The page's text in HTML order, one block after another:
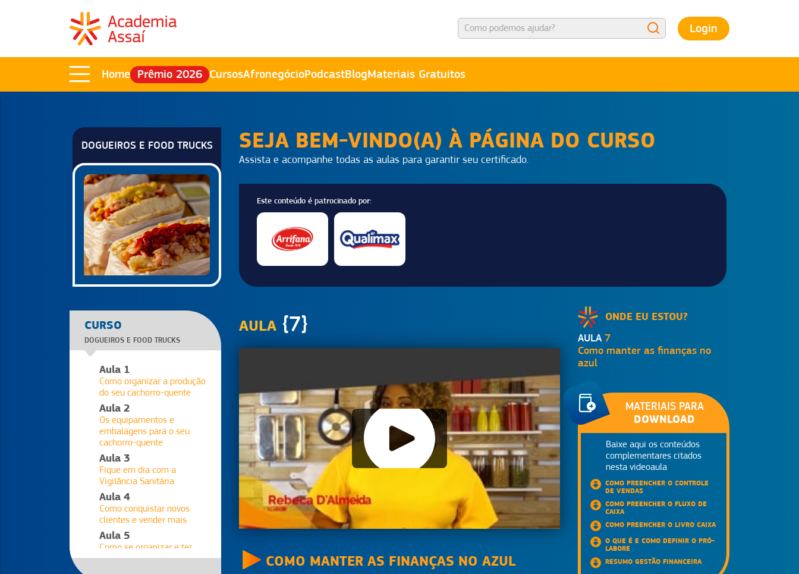
Login
Home Prêmio 2026 CursosAfronegócioPodcastBlogMateriais Gratuitos
DOGUEIROS E FOOD TRUCKS SEJA BEM-VINDO(A) À PÁGINA DO CURSO
Assista e acompanhe todas as aulas para garantir seu certificado.
Este conteúdo é patrocinado por:
CURSO
DOGUEIROS E FOOD TRUCKS
Aula 1
Como organizar a produção
do seu cachorro-quente
Aula 2
Os equipamentos e
embalagens para o seu
cachorro-quente
Aula 3
Fique em dia com a
Vigilância Sanitária
Aula 4
Como conquistar novos
clientes e vender mais
Aula 5
Como se organizar e ter
tempo para tudo
AULA {7}
COMO MANTER AS FINANÇAS NO AZUL
ONDE EU ESTOU?
AULA 7
Como manter as finanças no
azul
MATERIAIS PARA
DOWNLOAD
Baixe aqui os conteúdos
complementares citados
nesta videoaula
COMO PREENCHER O CONTROLE
DE VENDAS
COMO PREENCHER O FLUXO DE
CAIXA
COMO PREENCHER O LIVRO CAIXA
O QUE É E COMO DEFINIR O PRÓ-
LABORE
RESUMO GESTÃO FINANCEIRA